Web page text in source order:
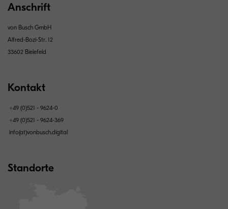
Anschrift
von Busch GmbH
Alfred-Bozi-Str. 12
33602 Bielefeld
Kontakt
+49 (0)521 - 9624-0
+49 (0)521 - 9624-369
info(at)vonbusch.digital
Standorte